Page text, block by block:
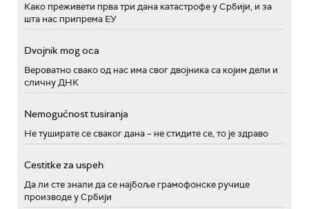
Како преживети прва три дана катастрофе у Србији, и за
шта нас припрема ЕУ
Dvojnik mog oca
Вероватно свако од нас има свог двојника са којим дели и
сличну ДНК
Nemogućnost tusiranja
Не туширате се сваког дана – не стидите се, то је здраво
Cestitke za uspeh
Да ли сте знали да се најбоље грамофонске ручице
производе у Србији